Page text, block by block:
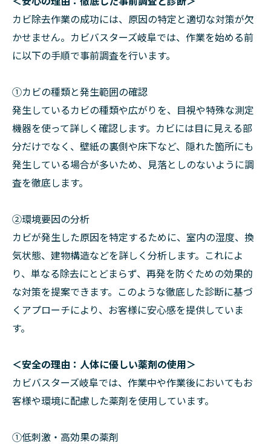
カビ除去作業の成功には、原因の特定と適切な対策が欠
かせません。カビバスターズ岐阜では、作業を始める前
に以下の手順で事前調査を行います。
①カビの種類と発生範囲の確認
発生しているカビの種類や広がりを、目視や特殊な測定
機器を使って詳しく確認します。カビには目に見える部
分だけでなく、壁紙の裏側や床下など、隠れた箇所にも
発生している場合が多いため、見落としのないように調
査を徹底します。
②環境要因の分析
カビが発生した原因を特定するために、室内の湿度、換
気状態、建物構造などを詳しく分析します。これによ
り、単なる除去にとどまらず、再発を防ぐための効果的
な対策を提案できます。このような徹底した診断に基づ
くアプローチにより、お客様に安心感を提供していま
す。
＜安全の理由：人体に優しい薬剤の使用＞
カビバスターズ岐阜では、作業中や作業後においてもお
客様や環境に配慮した薬剤を使用しています。
①低刺激・高効果の薬剤